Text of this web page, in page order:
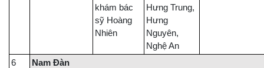
khám bác
sỹ Hoàng
Nhiên
Hưng Trung,
Hưng
Nguyên,
Nghệ An
6
Nam Đàn